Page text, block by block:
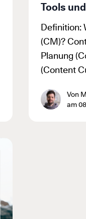
Tools
Definition:
(CM)?
Planung
(Content
Von
am